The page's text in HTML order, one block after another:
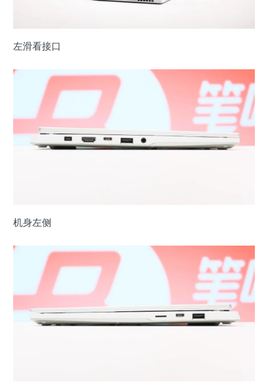
左滑看接口
机身左侧